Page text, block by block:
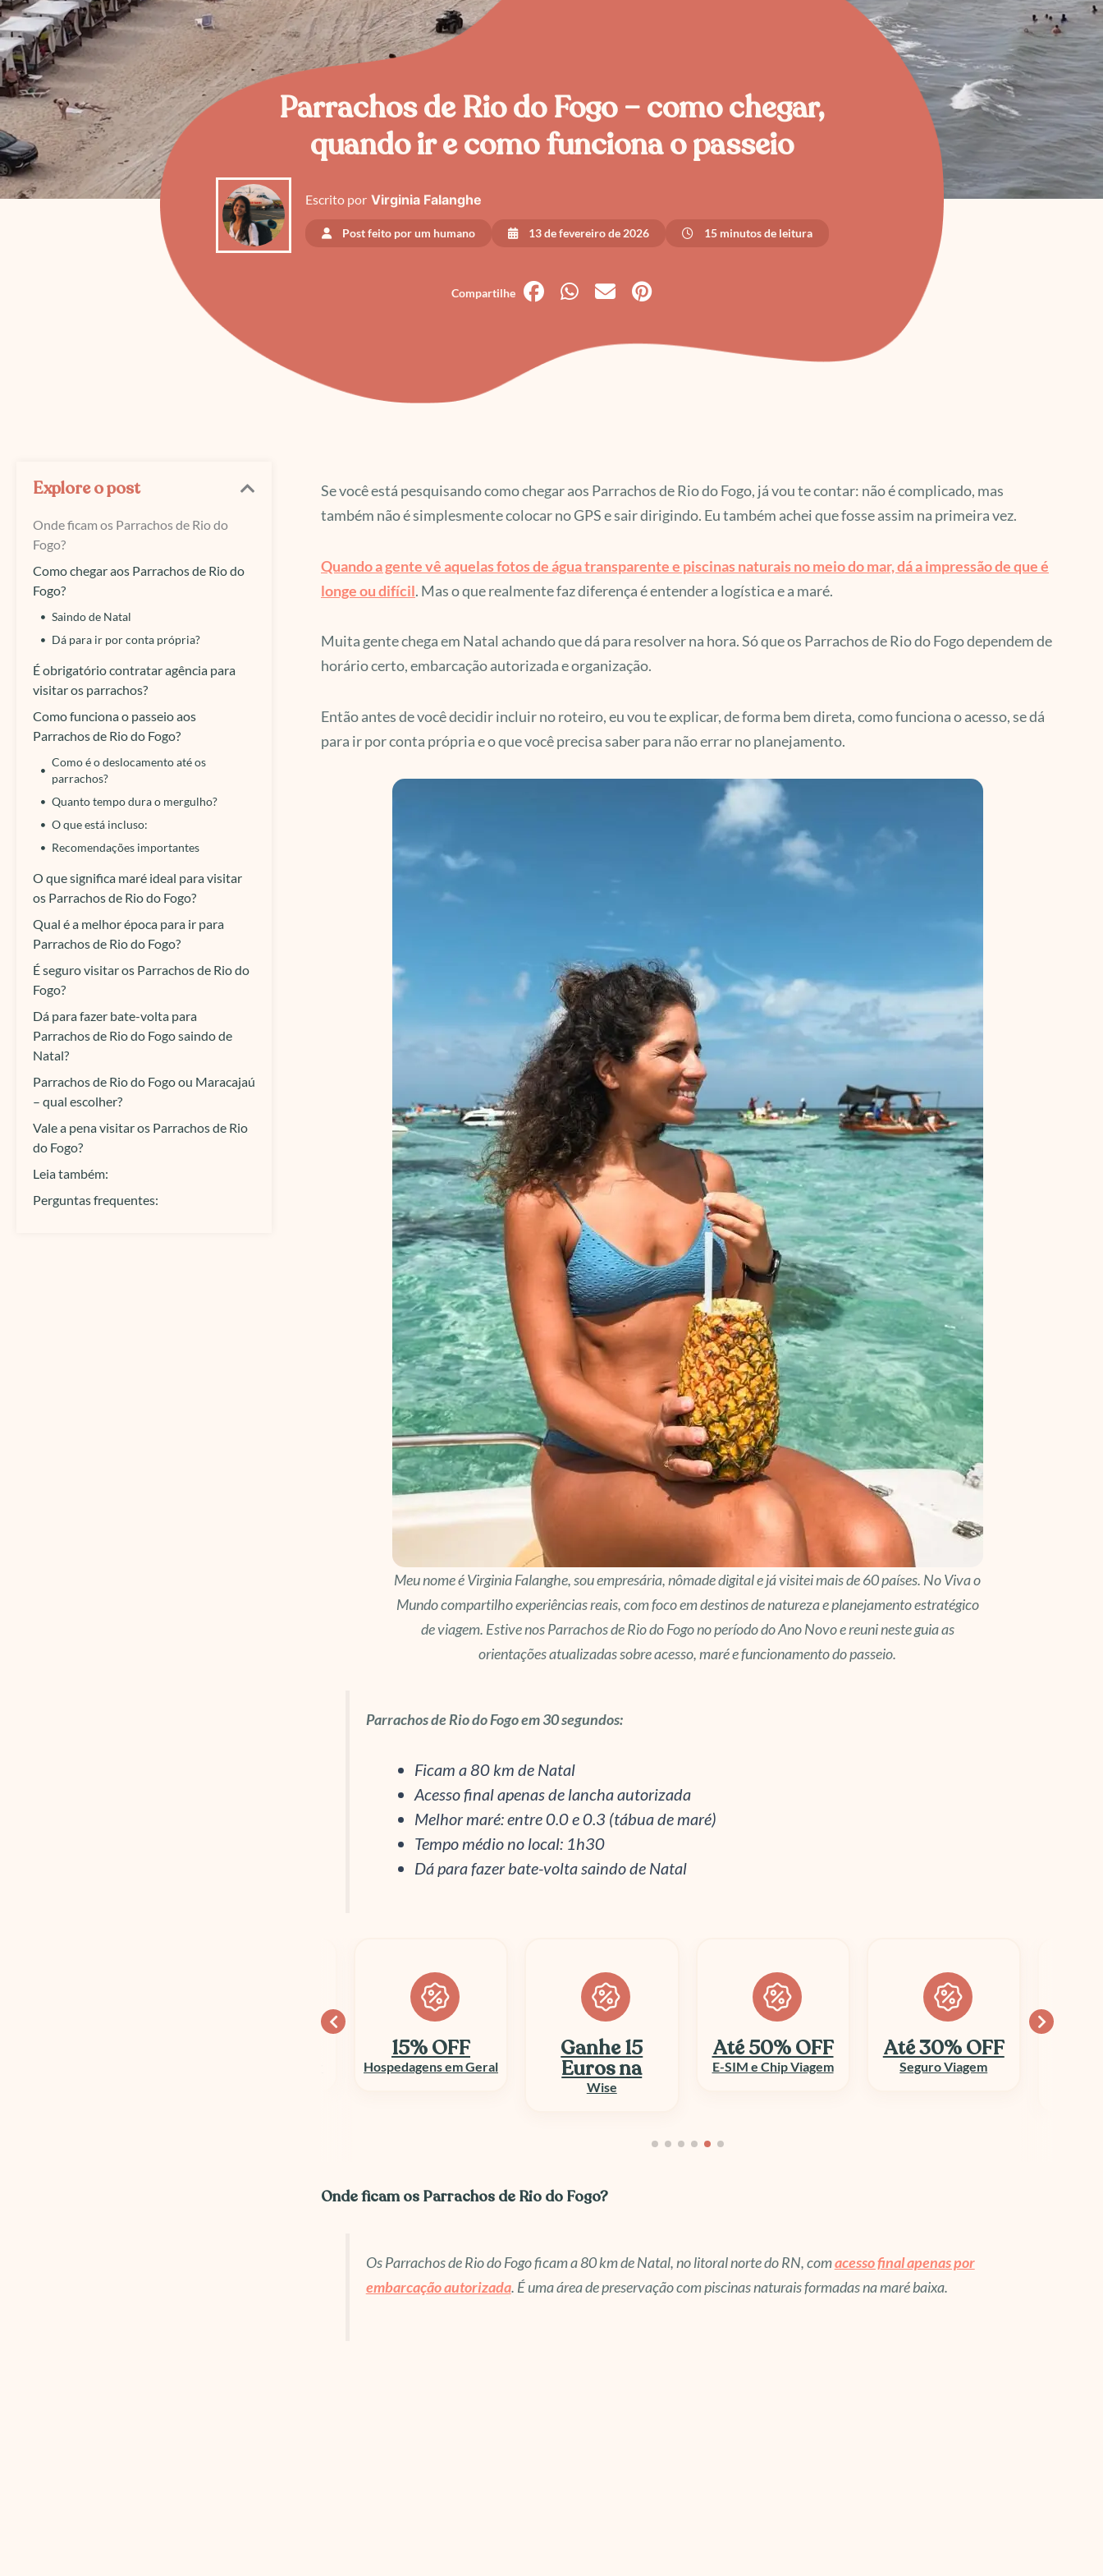
Parrachos de Rio do Fogo – como chegar,
quando ir e como funciona o passeio
Escrito por Virginia Falanghe
Post feito por um humano 13 de fevereiro de 2026 15 minutos de leitura
Explore o post
Onde ficam os Parrachos de Rio do
Fogo?
Como chegar aos Parrachos de Rio do
Fogo?
Saindo de Natal
Dá para ir por conta própria?
É obrigatório contratar agência para
visitar os parrachos?
Como funciona o passeio aos
Parrachos de Rio do Fogo?
Como é o deslocamento até os
parrachos?
Quanto tempo dura o mergulho?
O que está incluso:
Recomendações importantes
O que significa maré ideal para visitar
os Parrachos de Rio do Fogo?
Qual é a melhor época para ir para
Parrachos de Rio do Fogo?
É seguro visitar os Parrachos de Rio do
Fogo?
Dá para fazer bate-volta para
Parrachos de Rio do Fogo saindo de
Natal?
Parrachos de Rio do Fogo ou Maracajaú
– qual escolher?
Vale a pena visitar os Parrachos de Rio
do Fogo?
Leia também:
Perguntas frequentes:
Se você está pesquisando como chegar aos Parrachos de Rio do Fogo, já vou te contar: não é complicado, mas
também não é simplesmente colocar no GPS e sair dirigindo. Eu também achei que fosse assim na primeira vez.
Quando a gente vê aquelas fotos de água transparente e piscinas naturais no meio do mar, dá a impressão de que é
longe ou difícil. Mas o que realmente faz diferença é entender a logística e a maré.
Muita gente chega em Natal achando que dá para resolver na hora. Só que os Parrachos de Rio do Fogo dependem de
horário certo, embarcação autorizada e organização.
Então antes de você decidir incluir no roteiro, eu vou te explicar, de forma bem direta, como funciona o acesso, se dá
para ir por conta própria e o que você precisa saber para não errar no planejamento.
Meu nome é Virginia Falanghe, sou empresária, nômade digital e já visitei mais de 60 países. No Viva o
Mundo compartilho experiências reais, com foco em destinos de natureza e planejamento estratégico
de viagem. Estive nos Parrachos de Rio do Fogo no período do Ano Novo e reuni neste guia as
orientações atualizadas sobre acesso, maré e funcionamento do passeio.
Parrachos de Rio do Fogo em 30 segundos:
Ficam a 80 km de Natal
Acesso final apenas de lancha autorizada
Melhor maré: entre 0.0 e 0.3 (tábua de maré)
Tempo médio no local: 1h30
Dá para fazer bate-volta saindo de Natal
Ganhe 15
Euros na
Até 50% OFF
E-SIM e Chip Viagem
Até 30% OFF
Seguro Viagem
Economize
até 70%
Onde ficam os Parrachos de Rio do Fogo?
Os Parrachos de Rio do Fogo ficam a 80 km de Natal, no litoral norte do RN, comacesso final apenas por
embarcação autorizada. É uma área de preservação com piscinas naturais formadas na maré baixa.